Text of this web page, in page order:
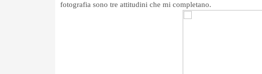
fotografia sono tre attitudini che mi completano.